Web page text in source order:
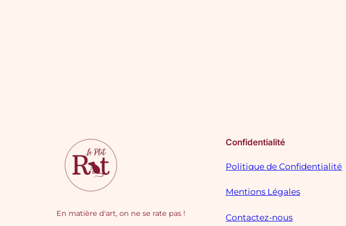
En matière d'art, on ne se rate pas !
Confidentialité
Politique de Confidentialité
Mentions Légales
Contactez-nous